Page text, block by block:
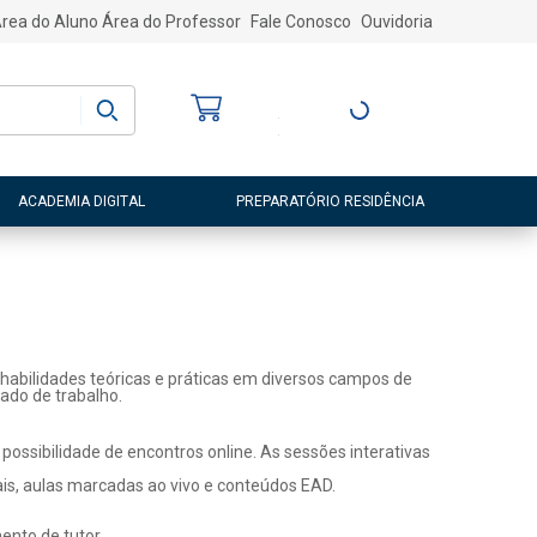
do Aluno Área do Professor Fale Conosco Ouvidoria
Entre ou Cadastre-
ACADEMIA DIGITAL PREPARATÓRIO RESIDÊNCIA
teóricas e práticas em diversos campos de
de trabalho.
de encontros online. As sessões interativas
aulas marcadas ao vivo e conteúdos EAD.